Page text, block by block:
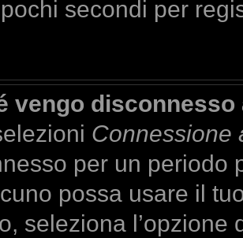
secondi per
vengo
Connessione
per un periodo
possa usare il
seleziona